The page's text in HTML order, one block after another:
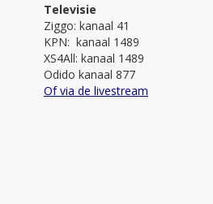
Televisie
Ziggo: kanaal 41
KPN: kanaal 1489
XS4All: kanaal 1489
Odido kanaal 877
Of via de livestream